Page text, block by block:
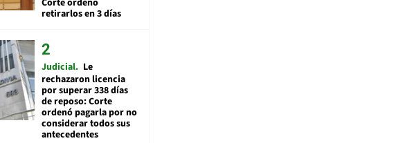
retirarlos en 3 días
Judicial Le
rechazaron licencia
por superar 338 días
de reposo: Corte
ordenó pagarla por no
considerar todos sus
antecedentes